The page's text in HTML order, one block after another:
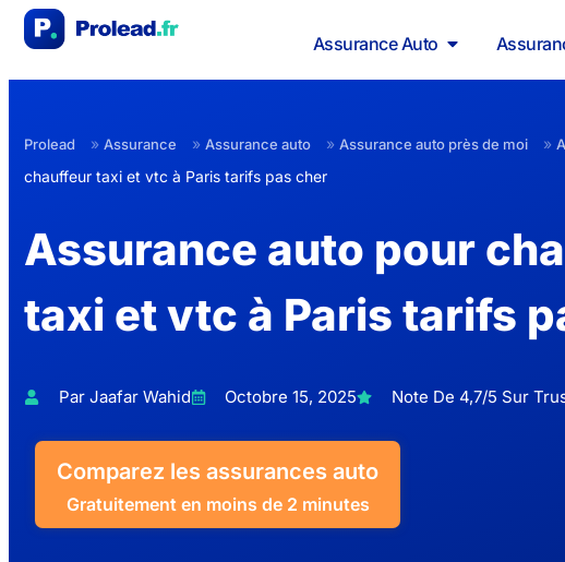
Assurance Auto
Prolead » Assurance » Assurance auto » Assurance auto près de moi »
chauffeur taxi et vtc à Paris tarifs pas cher
Assurance auto pour
taxi et vtc à Paris tarifs
Par Jaafar Wahid Octobre 15, 2025 Note De 4,7/5 Sur
Comparez les assurances auto
Gratuitement en moins de 2 minutes